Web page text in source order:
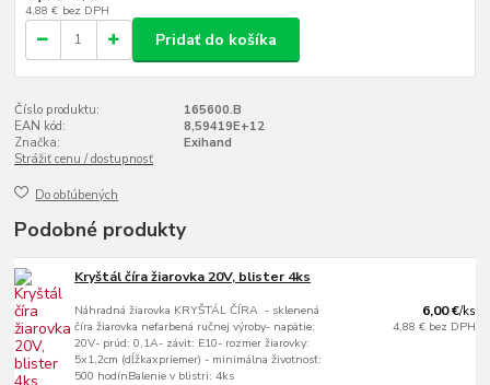
4,88 € bez DPH
Pridať do košíka
Číslo produktu:
165600.B
EAN kód:
8,59419E+12
Značka:
Exihand
Strážiť cenu / dostupnosť
Do obľúbených
Podobné produkty
Kryštál číra žiarovka 20V, blister 4ks
Náhradná žiarovka KRYŠTÁL ČÍRA - sklenená
číra žiarovka nefarbená ručnej výroby- napätie:
20V- prúd: 0,1A- závit: E10- rozmer žiarovky:
5x1,2cm (dĺžkaxpriemer) - minimálna životnosť:
500 hodínBalenie v blistri: 4ks
6,00 €/ks
4,88 € bez DPH